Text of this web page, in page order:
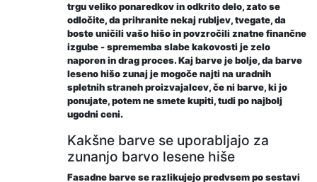
trgu veliko ponaredkov in odkrito delo, zato se
odločite, da prihranite nekaj rubljev, tvegate, da
boste uničili vašo hišo in povzročili znatne finančne
izgube - sprememba slabe kakovosti je zelo
naporen in drag proces. Kaj barve je bolje, da barve
leseno hišo zunaj je mogoče najti na uradnih
spletnih straneh proizvajalcev, če ni barve, ki jo
ponujate, potem ne smete kupiti, tudi po najbolj
ugodni ceni.
Kakšne barve se uporabljajo za
zunanjo barvo lesene hiše
Fasadne barve se razlikujejo predvsem po sestavi